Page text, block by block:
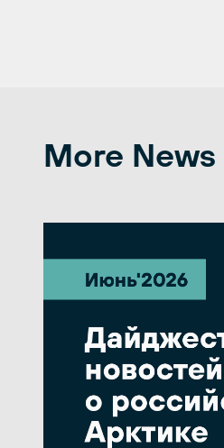
More News